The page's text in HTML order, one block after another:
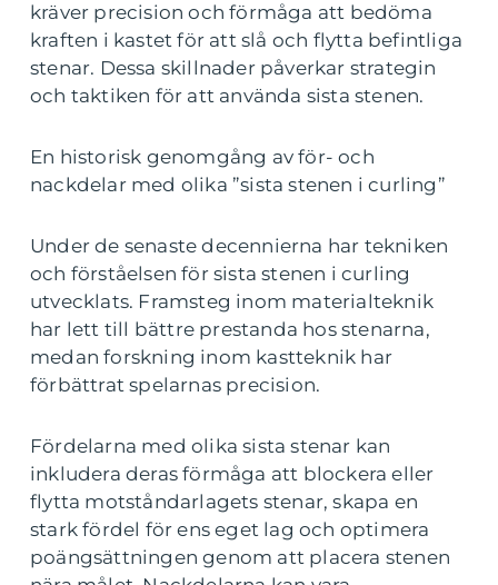
kräver precision och förmåga att bedöma
kraften i kastet för att slå och flytta befintliga
stenar. Dessa skillnader påverkar strategin
och taktiken för att använda sista stenen.
En historisk genomgång av för- och
nackdelar med olika ”sista stenen i curling”
Under de senaste decennierna har tekniken
och förståelsen för sista stenen i curling
utvecklats. Framsteg inom materialteknik
har lett till bättre prestanda hos stenarna,
medan forskning inom kastteknik har
förbättrat spelarnas precision.
Fördelarna med olika sista stenar kan
inkludera deras förmåga att blockera eller
flytta motståndarlagets stenar, skapa en
stark fördel för ens eget lag och optimera
poängsättningen genom att placera stenen